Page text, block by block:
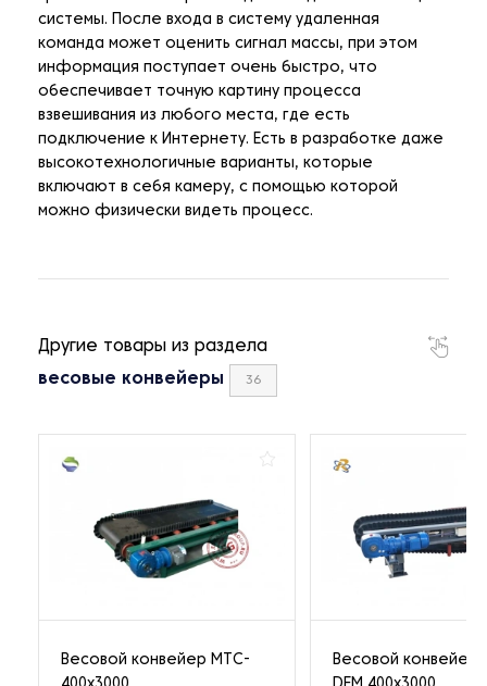
системы. После входа в систему удаленная
команда может оценить сигнал массы, при этом
информация поступает очень быстро, что
обеспечивает точную картину процесса
взвешивания из любого места, где есть
подключение к Интернету. Есть в разработке даже
высокотехнологичные варианты, которые
включают в себя камеру, с помощью которой
можно физически видеть процесс.
Другие товары из раздела
весовые конвейеры 36
Весовой конвейер MTC-
Весовой конвейер